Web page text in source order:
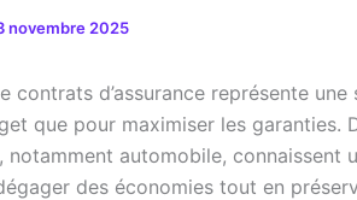
novembre 2025
contrats d’assurance représente
que pour maximiser les garanties.
notamment automobile, connaissent
des économies tout en